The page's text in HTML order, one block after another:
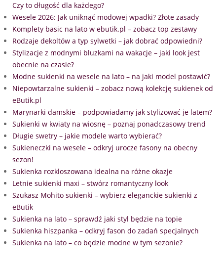
Czy to długość dla każdego?
Wesele 2026: Jak uniknąć modowej wpadki? Złote zasady
Komplety basic na lato w ebutik.pl – zobacz top zestawy
Rodzaje dekoltów a typ sylwetki – jak dobrać odpowiedni?
Stylizacje z modnymi bluzkami na wakacje – jaki look jest
obecnie na czasie?
Modne sukienki na wesele na lato – na jaki model postawić?
Niepowtarzalne sukienki – zobacz nową kolekcję sukienek od
eButik.pl
Marynarki damskie – podpowiadamy jak stylizować je latem?
Sukienki w kwiaty na wiosnę – poznaj ponadczasowy trend
Długie swetry – jakie modele warto wybierać?
Sukieneczki na wesele – odkryj urocze fasony na obecny
sezon!
Sukienka rozkloszowana idealna na różne okazje
Letnie sukienki maxi – stwórz romantyczny look
Szukasz Mohito sukienki – wybierz eleganckie sukienki z
eButik
Sukienka na lato – sprawdź jaki styl będzie na topie
Sukienka hiszpanka – odkryj fason do zadań specjalnych
Sukienka na lato – co będzie modne w tym sezonie?